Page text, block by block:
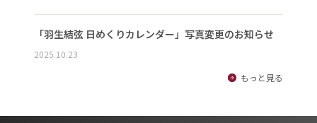
「羽生結弦 日めくりカレンダー」写真変更のお知らせ
2025.10.23
もっと見る